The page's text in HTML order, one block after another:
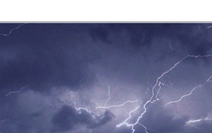
de ciencia